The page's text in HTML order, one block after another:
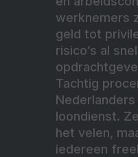
werknemers
geld tot
risico’s al
Tachtig
loondienst.
het velen,
iedereen